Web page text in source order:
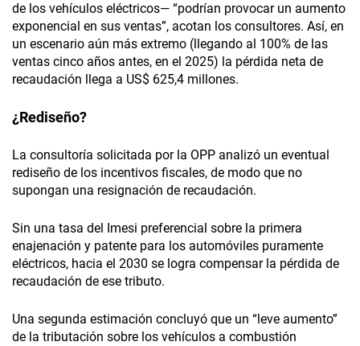
de los vehículos eléctricos— “podrían provocar un aumento
exponencial en sus ventas”, acotan los consultores. Así, en
un escenario aún más extremo (llegando al 100% de las
ventas cinco años antes, en el 2025) la pérdida neta de
recaudación llega a US$ 625,4 millones.
¿Rediseño?
La consultoría solicitada por la OPP analizó un eventual
rediseño de los incentivos fiscales, de modo que no
supongan una resignación de recaudación.
Sin una tasa del Imesi preferencial sobre la primera
enajenación y patente para los automóviles puramente
eléctricos, hacia el 2030 se logra compensar la pérdida de
recaudación de ese tributo.
Una segunda estimación concluyó que un “leve aumento”
de la tributación sobre los vehículos a combustión